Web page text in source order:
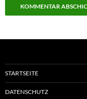
STARTSEITE
DATENSCHUTZ